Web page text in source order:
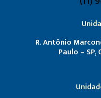
R. Antônio
Paulo –